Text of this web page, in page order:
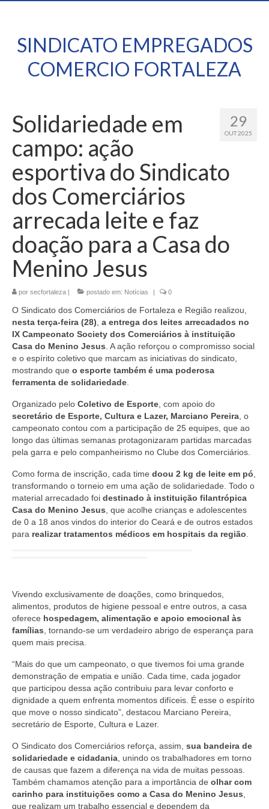
SINDICATO EMPREGADOS
COMERCIO FORTALEZA
29
OUT 2025
Solidariedade em
campo: ação
esportiva do Sindicato
dos Comerciários
arrecada leite e faz
doação para a Casa do
Menino Jesus
por secfortaleza | postado em: Notícias | 0
O Sindicato dos Comerciários de Fortaleza e Região realizou,
nesta terça-feira (28) a entrega dos leites arrecadados no
IX Campeonato Society dos Comerciários à instituição
Casa do Menino Jesus . A ação reforçou o compromisso social
e o espírito coletivo que marcam as iniciativas do sindicato,
mostrando que o esporte também é uma poderosa
ferramenta de solidariedade
Organizado pelo Coletivo de Esporte , com apoio do
secretário de Esporte, Cultura e Lazer, Marciano Pereira , o
campeonato contou com a participação de 25 equipes, que ao
longo das últimas semanas protagonizaram partidas marcadas
pela garra e pelo companheirismo no Clube dos Comerciários.
Como forma de inscrição, cada time doou 2 kg de leite em pó
transformando o torneio em uma ação de solidariedade. Todo o
material arrecadado foi destinado à instituição filantrópica
Casa do Menino Jesus , que acolhe crianças e adolescentes
de 0 a 18 anos vindos do interior do Ceará e de outros estados
para realizar tratamentos médicos em hospitais da região
Vivendo exclusivamente de doações, como brinquedos,
alimentos, produtos de higiene pessoal e entre outros, a casa
oferece hospedagem, alimentação e apoio emocional às
famílias , tornando-se um verdadeiro abrigo de esperança para
quem mais precisa.
“Mais do que um campeonato, o que tivemos foi uma grande
demonstração de empatia e união. Cada time, cada jogador
que participou dessa ação contribuiu para levar conforto e
dignidade a quem enfrenta momentos difíceis. É esse o espírito
que move o nosso sindicato”, destacou Marciano Pereira,
secretário de Esporte, Cultura e Lazer.
O Sindicato dos Comerciários reforça, assim, sua bandeira de
solidariedade e cidadania , unindo os trabalhadores em torno
de causas que fazem a diferença na vida de muitas pessoas.
Também chamamos atenção para a importância de olhar com
carinho para instituições como a Casa do Menino Jesus
que realizam um trabalho essencial e dependem da